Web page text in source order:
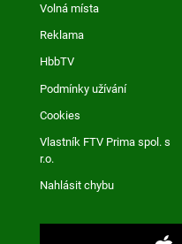
Volná místa
Reklama
HbbTV
Podmínky užívání
Cookies
Vlastník FTV Prima spol. s
r.o.
Nahlásit chybu